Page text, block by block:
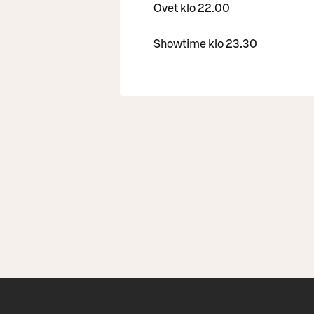
Ovet klo 22.00
Showtime klo 23.30